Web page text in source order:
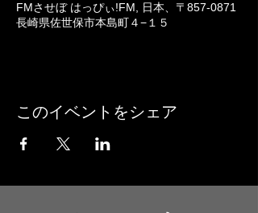
FMさせぼ はっぴぃ!FM, 日本、〒857-0871
長崎県佐世保市本島町４−１５
このイベントをシェア